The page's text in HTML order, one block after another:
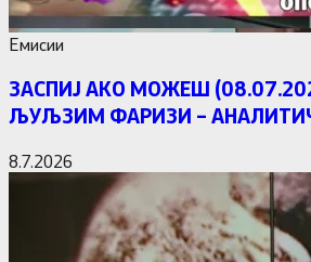
Емисии
ЗАСПИЈ АКО МОЖЕШ
ЉУЉЗИМ ФАРИЗИ –
8.7.2026